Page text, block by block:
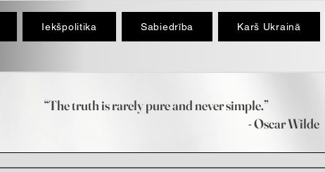
Iekšpolitika Sabiedrība Karš Ukrainā
“The truth is rarely pure and never simple.”
- Oscar Wilde